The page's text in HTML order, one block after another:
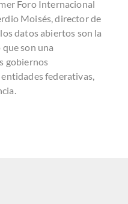
Foro Internacional
Moisés, director de
datos abiertos son la
son una
gobiernos
federativas,